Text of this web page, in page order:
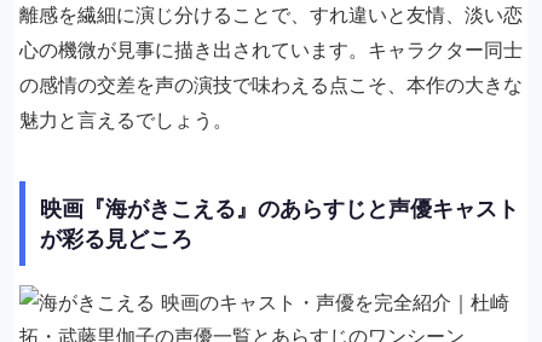
離感を繊細に演じ分けることで、すれ違いと友情、淡い恋
心の機微が見事に描き出されています。キャラクター同士
の感情の交差を声の演技で味わえる点こそ、本作の大きな
魅力と言えるでしょう。
映画『海がきこえる』のあらすじと声優キャスト
が彩る見どころ